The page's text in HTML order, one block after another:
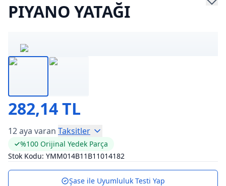
PIYANO YATAĞI
282,14 TL
12 aya varan Taksitler
%100 Orijinal Yedek Parça
Stok Kodu: YMM014B11B11014182
Şase ile Uyumluluk Testi Yap